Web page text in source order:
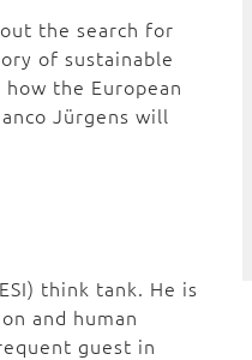
the search for
of sustainable
the European
Jürgens will
think tank. He is
and human
guest in